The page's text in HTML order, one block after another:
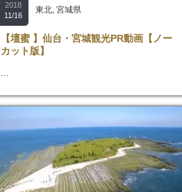
2018
11/16
東北, 宮城県
【壇蜜 】仙台・宮城観光PR動画【ノー
カット版】
…